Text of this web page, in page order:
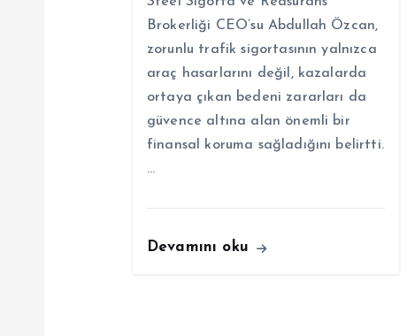
Brokerliği CEO’su Abdullah Özcan,
zorunlu trafik sigortasının yalnızca
araç hasarlarını değil, kazalarda
ortaya çıkan bedeni zararları da
güvence altına alan önemli bir
finansal koruma sağladığını belirtti.
…
Devamını oku